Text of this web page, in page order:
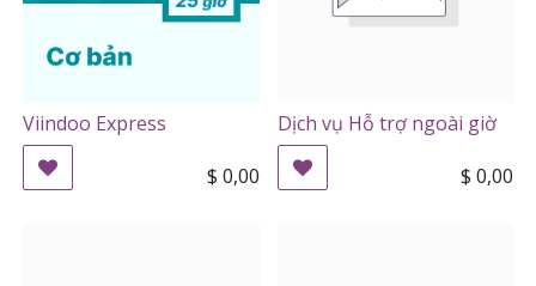
Viindoo Express
$ 0,00
Dịch vụ Hỗ trợ ngoài giờ
$ 0,00